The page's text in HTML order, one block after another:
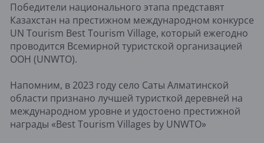
Победители национального этапа представят
Казахстан на престижном международном конкурсе
UN Tourism Best Tourism Village, который ежегодно
проводится Всемирной туристской организацией
ООН (UNWTO).
Напомним, в 2023 году село Саты Алматинской
области признано лучшей туристкой деревней на
международном уровне и удостоено престижной
награды «Best Tourism Villages by UNWTO»